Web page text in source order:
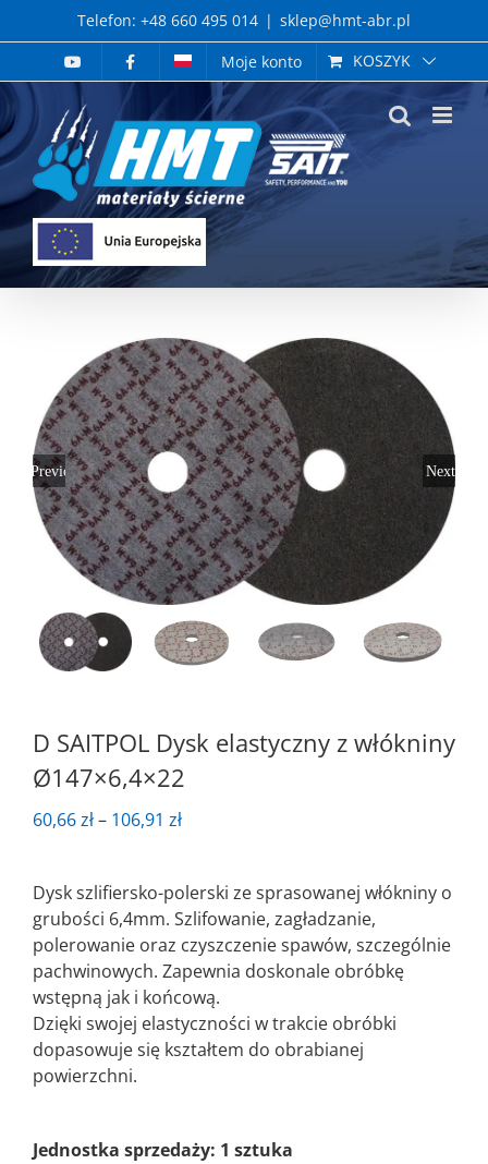
to
Telefon: +48 660 495 014 | sklep@hmt-abr.pl
Moje konto
KOSZYK
Previous Next
D SAITPOL Dysk elastyczny z włókniny
Ø147×6,4×22
60,66zł– 106,91 złZakres
60,66 zł
do
106,91 zł
Dysk szlifiersko-polerski ze sprasowanej włókniny o
grubości 6,4mm. Szlifowanie, zagładzanie,
polerowanie oraz czyszczenie spawów, szczególnie
pachwinowych. Zapewnia doskonale obróbkę
wstępną jak i końcową.
Dzięki swojej elastyczności w trakcie obróbki
dopasowuje się kształtem do obrabianej
powierzchni.
Jednostka sprzedaży: 1 sztuka